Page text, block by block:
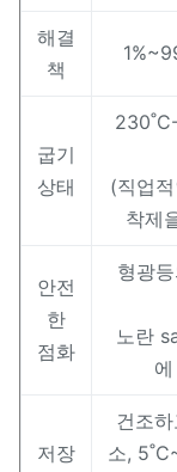
해결
책
굽기
상태
(직업
착제
안전
한
점화
형광
노란
저장
건조
소,